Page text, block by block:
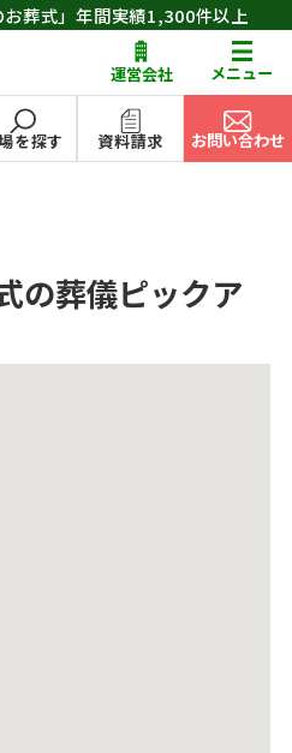
葬式」年間実績1,300件以上
運営会社 メニュー
を探す 資料請求 お問い合わせ
の葬儀ピックア